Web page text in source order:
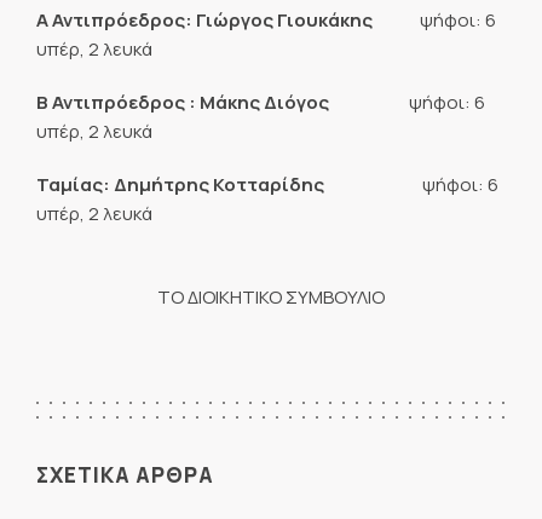
Α Αντιπρόεδρος: Γιώργος Γιουκάκης
ψήφοι: 6
υπέρ, 2 λευκά
Β Αντιπρόεδρος : Μάκης Διόγος
ψήφοι: 6
υπέρ, 2 λευκά
Ταμίας: Δημήτρης Κοτταρίδης ψήφοι: 6
υπέρ, 2 λευκά
ΤΟ ΔΙΟΙΚΗΤΙΚΟ ΣΥΜΒΟΥΛΙΟ
ΣΧΕΤΙΚΑ ΑΡΘΡΑ